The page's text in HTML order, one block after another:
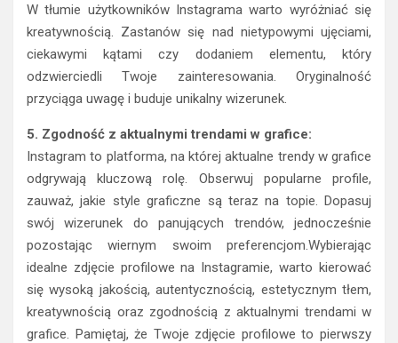
W tłumie użytkowników Instagrama warto wyróżniać się
kreatywnością. Zastanów się nad nietypowymi ujęciami,
ciekawymi kątami czy dodaniem elementu, który
odzwierciedli Twoje zainteresowania. Oryginalność
przyciąga uwagę i buduje unikalny wizerunek.
5. Zgodność z aktualnymi trendami w grafice:
Instagram to platforma, na której aktualne trendy w grafice
odgrywają kluczową rolę. Obserwuj popularne profile,
zauważ, jakie style graficzne są teraz na topie. Dopasuj
swój wizerunek do panujących trendów, jednocześnie
pozostając wiernym swoim preferencjom.Wybierając
idealne zdjęcie profilowe na Instagramie, warto kierować
się wysoką jakością, autentycznością, estetycznym tłem,
kreatywnością oraz zgodnością z aktualnymi trendami w
grafice. Pamiętaj, że Twoje zdjęcie profilowe to pierwszy